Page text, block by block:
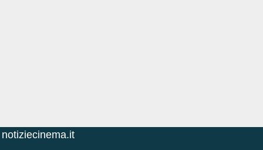
notiziecinema.it